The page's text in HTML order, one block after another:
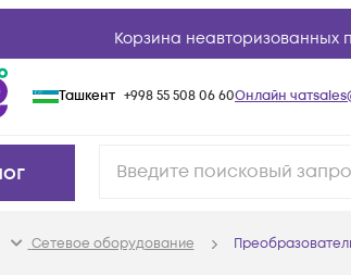
Корзина неавторизованных
Ташкент +998 55 508 06 60Онлайн чат
Сетевое оборудование